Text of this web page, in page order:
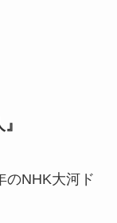
のNHK大河ド